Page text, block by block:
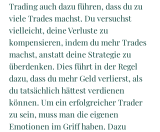
Trading auch dazu führen, dass du zu
viele Trades machst. Du versuchst
vielleicht, deine Verluste zu
kompensieren, indem du mehr Trades
machst, anstatt deine Strategie zu
überdenken. Dies führt in der Regel
dazu, dass du mehr Geld verlierst, als
du tatsächlich hättest verdienen
können. Um ein erfolgreicher Trader
zu sein, muss man die eigenen
Emotionen im Griff haben. Dazu